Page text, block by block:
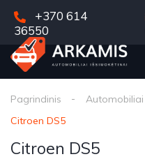
+370 614
36550
Pagrindinis Automobiliai
Citroen DS5
Citroen DS5